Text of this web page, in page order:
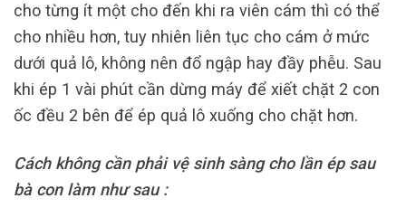
cho từng ít một cho đến khi ra viên cám thì có thể
cho nhiều hơn, tuy nhiên liên tục cho cám ở mức
dưới quả lô, không nên đổ ngập hay đầy phễu. Sau
khi ép 1 vài phút cần dừng máy để xiết chặt 2 con
ốc đều 2 bên để ép quả lô xuống cho chặt hơn.
Cách không cần phải vệ sinh sàng cho lần ép sau
bà con làm như sau :